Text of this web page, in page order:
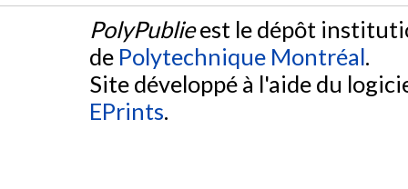
PolyPublieest le dépôt
de Polytechnique Montréal.
Site développé à l'aide du
EPrints.